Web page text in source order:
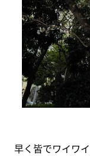
早く皆でワイワ